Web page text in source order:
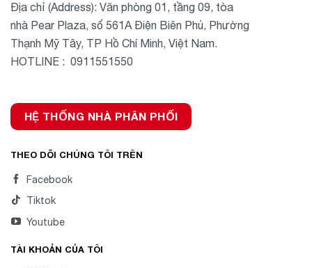
Địa chỉ (Address): Văn phòng 01, tầng 09, tòa
nhà Pear Plaza, số 561A Điện Biên Phủ, Phường
Thạnh Mỹ Tây, TP Hồ Chí Minh, Việt Nam.
HOTLINE : 0911551550
HỆ THỐNG NHÀ PHÂN PHỐI
THEO DÕI CHÚNG TÔI TRÊN
Facebook
Tiktok
Youtube
TÀI KHOẢN CỦA TÔI